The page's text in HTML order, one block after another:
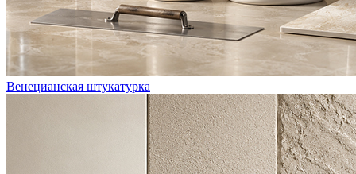
Венецианская штукатурка